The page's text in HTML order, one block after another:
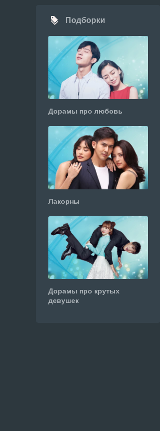
Подборки
Дорамы про любовь
Лакорны
Дорамы про крутых
девушек